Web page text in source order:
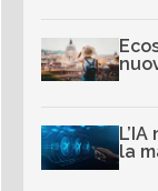
la